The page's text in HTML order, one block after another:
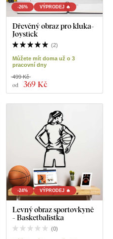
-26% VÝPRODEJ 🔥
Dřevěný obraz pro kluka-
Joystick
(2)
Můžete mít doma už o 3
pracovní dny
od 369 Kč
499 Kč
-24% VÝPRODEJ 🔥
Levný obraz sportovkyně
- Basketbalistka
(0)